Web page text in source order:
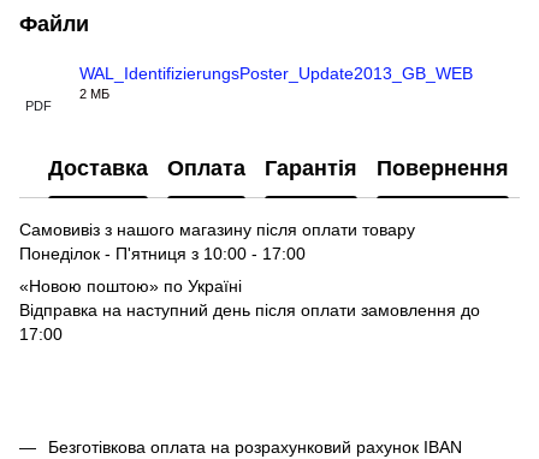
Файли
PDF
WAL_IdentifizierungsPoster_Update2013_GB_WEB
2 МБ
Доставка Оплата Гарантія Повернення
Самовивіз з нашого магазину після оплати товару
Понеділок - П'ятниця з 10:00 - 17:00
«Новою поштою» по Україні
Відправка на наступний день після оплати замовлення до
17:00
Безготівкова оплата на розрахунковий рахунок IBAN